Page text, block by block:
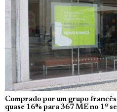
Comprado por um grupo
quase 16% para 367 ME no 1º